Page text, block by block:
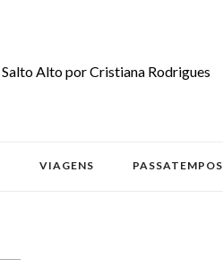
VIAGENS PASSATEMPOS